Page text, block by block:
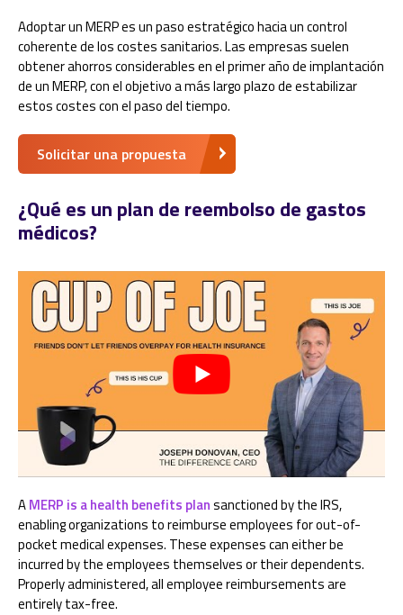
Adoptar un MERP es un paso estratégico hacia un control
coherente de los costes sanitarios. Las empresas suelen
obtener ahorros considerables en el primer año de implantación
de un MERP, con el objetivo a más largo plazo de estabilizar
estos costes con el paso del tiempo.
Solicitar una propuesta
¿Qué es un plan de reembolso de gastos
médicos?
AMERP is a health benefits plansanctioned by the IRS,
enabling organizations to reimburse employees for out-of-
pocket medical expenses. These expenses can either be
incurred by the employees themselves or their dependents.
Properly administered, all employee reimbursements are
entirely tax-free.